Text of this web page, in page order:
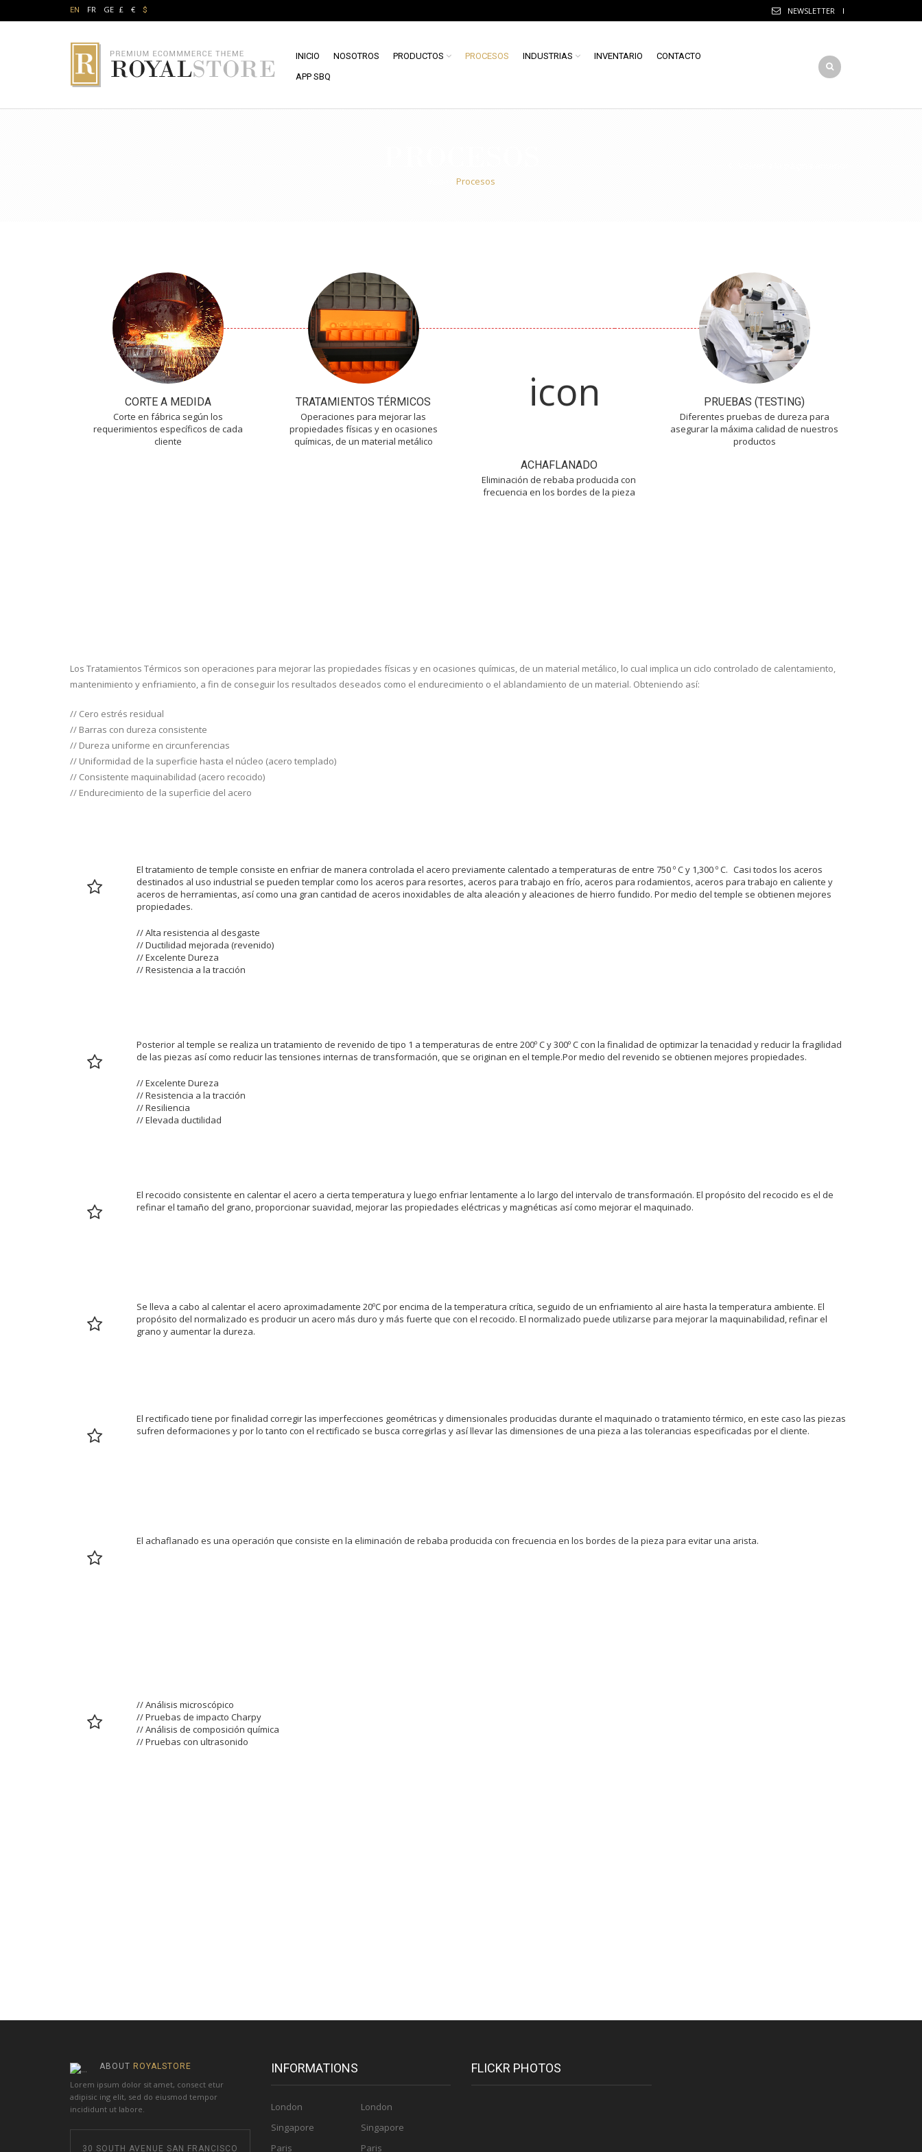
EN FR GE £ € $ NEWSLETTER
INICIO NOSOTROS PRODUCTOS PROCESOS INDUSTRIAS INVENTARIO
CONTACTO
APP SBQ
Procesos
CORTE A MEDIDA
Corte en fábrica según los
requerimientos específicos de cada
cliente
TRATAMIENTOS TÉRMICOS
Operaciones para mejorar las
propiedades físicas y en ocasiones
químicas, de un material metálico
ACHAFLANADO
Eliminación de rebaba producida con
frecuencia en los bordes de la pieza
PRUEBAS (TESTING)
Diferentes pruebas de dureza para
asegurar la máxima calidad de nuestros
productos
Los Tratamientos Térmicos son operaciones para mejorar las propiedades físicas y en ocasiones químicas, de un material metálico, lo cual implica un ciclo controlado de calentamiento,
mantenimiento y enfriamiento, a fin de conseguir los resultados deseados como el endurecimiento o el ablandamiento de un material. Obteniendo así:
// Cero estrés residual
// Barras con dureza consistente
// Dureza uniforme en circunferencias
// Uniformidad de la superficie hasta el núcleo (acero templado)
// Consistente maquinabilidad (acero recocido)
// Endurecimiento de la superficie del acero
El tratamiento de temple consiste en enfriar de manera controlada el acero previamente calentado a temperaturas de entre 750 º C y 1,300 º C. Casi todos los aceros
destinados al uso industrial se pueden templar como los aceros para resortes, aceros para trabajo en frío, aceros para rodamientos, aceros para trabajo en caliente y
aceros de herramientas, así como una gran cantidad de aceros inoxidables de alta aleación y aleaciones de hierro fundido. Por medio del temple se obtienen mejores
propiedades.
// Alta resistencia al desgaste
// Ductilidad mejorada (revenido)
// Excelente Dureza
// Resistencia a la tracción
Posterior al temple se realiza un tratamiento de revenido de tipo 1 a temperaturas de entre 200º C y 300º C con la finalidad de optimizar la tenacidad y reducir la fragilidad
de las piezas así como reducir las tensiones internas de transformación, que se originan en el temple.Por medio del revenido se obtienen mejores propiedades.
// Excelente Dureza
// Resistencia a la tracción
// Resiliencia
// Elevada ductilidad
El recocido consistente en calentar el acero a cierta temperatura y luego enfriar lentamente a lo largo del intervalo de transformación. El propósito del recocido es el de
refinar el tamaño del grano, proporcionar suavidad, mejorar las propiedades eléctricas y magnéticas así como mejorar el maquinado.
Se lleva a cabo al calentar el acero aproximadamente 20ºC por encima de la temperatura crítica, seguido de un enfriamiento al aire hasta la temperatura ambiente. El
propósito del normalizado es producir un acero más duro y más fuerte que con el recocido. El normalizado puede utilizarse para mejorar la maquinabilidad, refinar el
grano y aumentar la dureza.
El rectificado tiene por finalidad corregir las imperfecciones geométricas y dimensionales producidas durante el maquinado o tratamiento térmico, en este caso las piezas
sufren deformaciones y por lo tanto con el rectificado se busca corregirlas y así llevar las dimensiones de una pieza a las tolerancias especificadas por el cliente.
El achaflanado es una operación que consiste en la eliminación de rebaba producida con frecuencia en los bordes de la pieza para evitar una arista.
// Análisis microscópico
// Pruebas de impacto Charpy
// Análisis de composición química
// Pruebas con ultrasonido
ABOUT ROYALSTORE
Lorem ipsum dolor sit amet, consect etur
adipisic ing elit, sed do eiusmod tempor
incididunt ut labore.
30 SOUTH AVENUE SAN FRANCISCO
INFORMATIONS
London
Singapore
Paris
London
Singapore
Paris
FLICKR PHOTOS